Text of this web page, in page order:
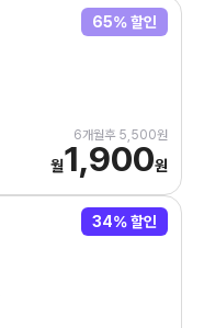
65% 할인
6개월후 5,500원
월1,900원
34% 할인